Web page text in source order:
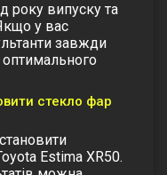
року випуску та
у вас
завжди
стекло фар
Estima XR50.